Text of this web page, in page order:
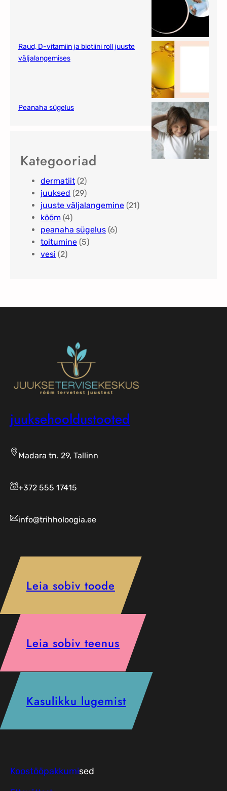
Raud, D-vitamiin ja biotiini roll juuste
väljalangemises
Peanaha sügelus
Kategooriad
dermatiit (2)
juuksed (29)
juuste väljalangemine (21)
kõõm (4)
peanaha sügelus (6)
toitumine (5)
vesi (2)
juuksehooldustooted
Madara tn. 29, Tallinn
+372 555 17415
info@trihholoogia.ee
Leia sobiv toode
Leia sobiv teenus
Kasulikku lugemist
Koostööpakkumised